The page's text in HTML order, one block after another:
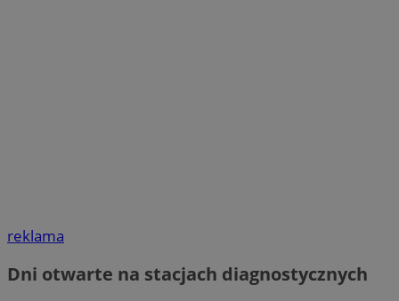
reklama
Dni otwarte na stacjach diagnostycznych